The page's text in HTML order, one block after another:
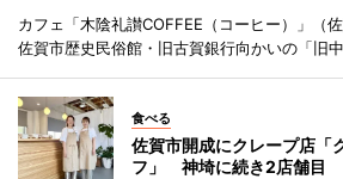
カフェ「木陰礼讃COFFEE（コーヒー）」（
佐賀市歴史民俗館・旧古賀銀行向かいの「旧
食べる
佐賀市開成にクレープ店「
フ」 神埼に続き2店舗目